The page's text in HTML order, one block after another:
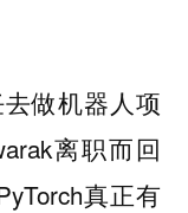
做机器人项
离职而回
真正有